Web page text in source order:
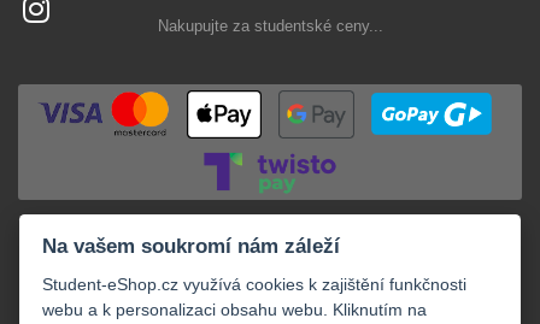
Nakupujte za studentské ceny...
Na vašem soukromí nám záleží
Student-eShop.cz využívá cookies k zajištění funkčnosti
webu a k personalizaci obsahu webu. Kliknutím na